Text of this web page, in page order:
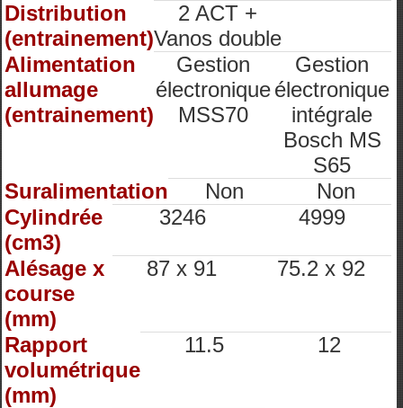
Distribution
(entrainement)
2 ACT +
Vanos double
Alimentation
allumage
(entrainement)
Gestion
électronique
MSS70
Gestion
électronique
intégrale
Bosch MS
S65
Suralimentation
Non
Non
Cylindrée
(cm3)
3246 4999
Alésage x
course
(mm)
87 x 91 75.2 x 92
Rapport
volumétrique
(mm)
11.5 12